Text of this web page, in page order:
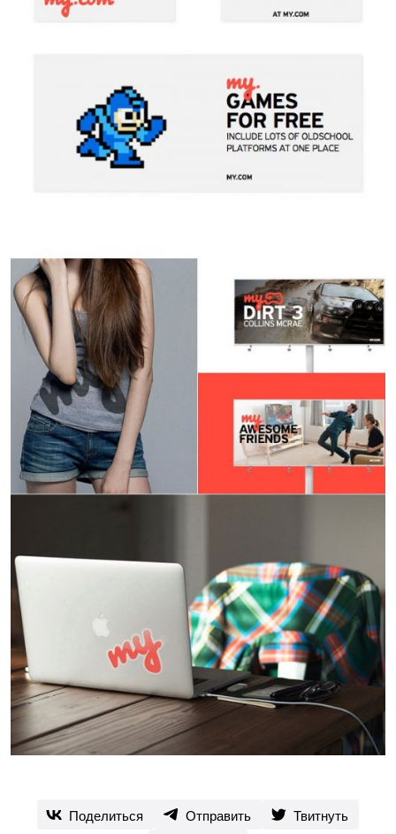
Поделиться Отправить
Твитнуть